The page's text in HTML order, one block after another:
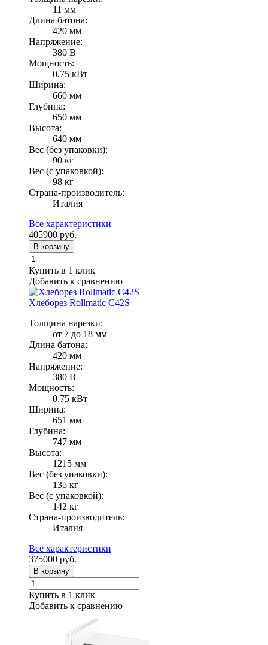
11 мм
Длина батона:
420 мм
Напряжение:
380 В
Мощность:
0.75 кВт
Ширина:
660 мм
Глубина:
650 мм
Высота:
640 мм
Вес (без упаковки):
90 кг
Вес (с упаковкой):
98 кг
Страна-производитель:
Италия
Все характеристики
405900 руб.
В корзину
Купить в 1 клик
Добавить к сравнению
Хлеборез Rollmatic C42S
Толщина нарезки:
от 7 до 18 мм
Длина батона:
420 мм
Напряжение:
380 В
Мощность:
0.75 кВт
Ширина:
651 мм
Глубина:
747 мм
Высота:
1215 мм
Вес (без упаковки):
135 кг
Вес (с упаковкой):
142 кг
Страна-производитель:
Италия
Все характеристики
375000 руб.
В корзину
Купить в 1 клик
Добавить к сравнению